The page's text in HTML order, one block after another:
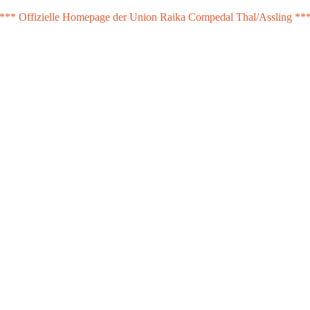
*** Offizielle Homepage der Union Raika Compedal Thal/Assling ***